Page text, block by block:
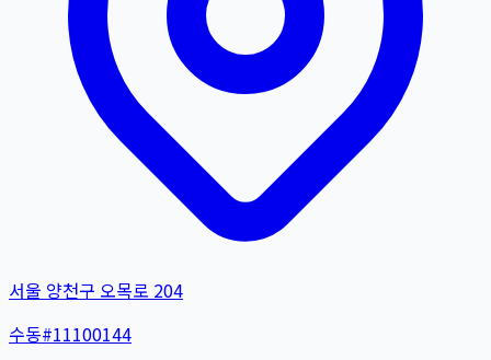
서울 양천구 오목로 204
수동#11100144